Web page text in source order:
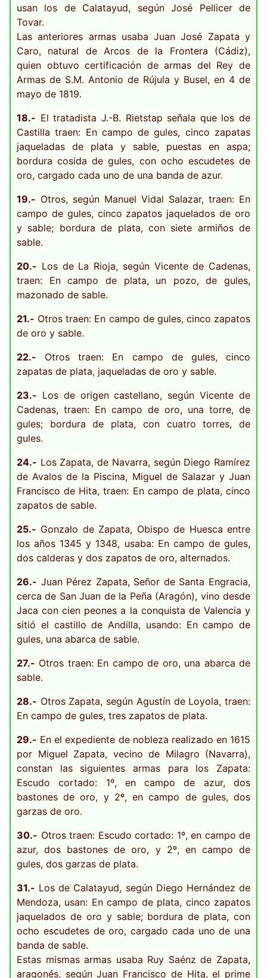
usan los de Calatayud, según José Pellicer de
Tovar.
Las anteriores armas usaba Juan José Zapata y
Caro, natural de Arcos de la Frontera (Cádiz),
quien obtuvo certificación de armas del Rey de
Armas de S.M. Antonio de Rújula y Busel, en 4 de
mayo de 1819.
18.- El tratadista J.-B. Rietstap señala que los de
Castilla traen: En campo de gules, cinco zapatas
jaqueladas de plata y sable, puestas en aspa;
bordura cosida de gules, con ocho escudetes de
oro, cargado cada uno de una banda de azur.
19.- Otros, según Manuel Vidal Salazar, traen: En
campo de gules, cinco zapatos jaquelados de oro
y sable; bordura de plata, con siete armiños de
sable.
20.- Los de La Rioja, según Vicente de Cadenas,
traen: En campo de plata, un pozo, de gules,
mazonado de sable.
21.- Otros traen: En campo de gules, cinco zapatos
de oro y sable.
22.- Otros traen: En campo de gules, cinco
zapatas de plata, jaqueladas de oro y sable.
23.- Los de origen castellano, según Vicente de
Cadenas, traen: En campo de oro, una torre, de
gules; bordura de plata, con cuatro torres, de
gules.
24.- Los Zapata, de Navarra, según Diego Ramírez
de Avalos de la Piscina, Miguel de Salazar y Juan
Francisco de Hita, traen: En campo de plata, cinco
zapatos de sable.
25.- Gonzalo de Zapata, Obispo de Huesca entre
los años 1345 y 1348, usaba: En campo de gules,
dos calderas y dos zapatos de oro, alternados.
26.- Juan Pérez Zapata, Señor de Santa Engracia,
cerca de San Juan de la Peña (Aragón), vino desde
Jaca con cien peones a la conquista de Valencia y
sitió el castillo de Andilla, usando: En campo de
gules, una abarca de sable.
27.- Otros traen: En campo de oro, una abarca de
sable.
28.- Otros Zapata, según Agustín de Loyola, traen:
En campo de gules, tres zapatos de plata.
29.- En el expediente de nobleza realizado en 1615
por Miguel Zapata, vecino de Milagro (Navarra),
constan las siguientes armas para los Zapata:
Escudo cortado: 1º, en campo de azur, dos
bastones de oro, y 2º, en campo de gules, dos
garzas de oro.
30.- Otros traen: Escudo cortado: 1º, en campo de
azur, dos bastones de oro, y 2º, en campo de
gules, dos garzas de plata.
31.- Los de Calatayud, según Diego Hernández de
Mendoza, usan: En campo de plata, cinco zapatos
jaquelados de oro y sable; bordura de plata, con
ocho escudetes de oro, cargado cada uno de una
banda de sable.
Estas mismas armas usaba Ruy Saénz de Zapata,
aragonés, según Juan Francisco de Hita, el prime